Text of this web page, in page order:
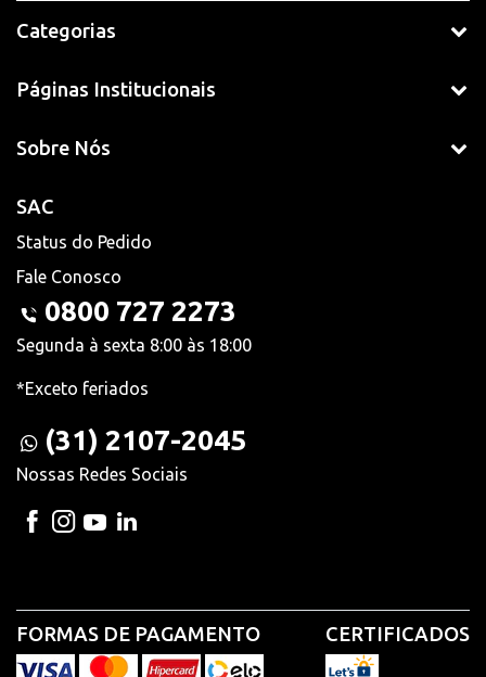
Categorias
Páginas Institucionais
Sobre Nós
SAC
Status do Pedido
Fale Conosco
0800 727 2273
Segunda à sexta 8:00 às 18:00
*Exceto feriados
(31) 2107-2045
Nossas Redes Sociais
FORMAS DE PAGAMENTO CERTIFICADOS